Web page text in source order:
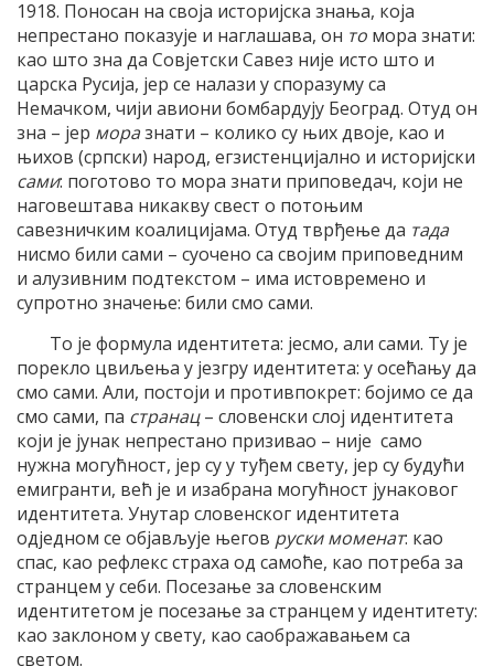
1918. Поносан на своја историјска знања, која
непрестано показује и наглашава, он то мора знати:
као што зна да Совјетски Савез није исто што и
царска Русија, јер се налази у споразуму са
Немачком, чији авиони бомбардују Београд. Отуд он
зна – јер моразнати – колико су њих двоје, као и
њихов (српски) народ, егзистенцијално и историјски
сами: поготово то мора знати приповедач, који не
наговештава никакву свест о потоњим
савезничким коалицијама. Отуд тврђење да тада
нисмо били сами – суочено са својим приповедним
и алузивним подтекстом – има истовремено и
супротно значење: били смо сами.
То је формула идентитета: јесмо, али сами. Ту је
порекло цвиљења у језгру идентитета: у осећању да
смо сами. Али, постоји и противпокрет: бојимо се да
смо сами, па странац– словенски слој идентитета
који је јунак непрестано призивао – није само
нужна могућност, јер су у туђем свету, јер су будући
емигранти, већ је и изабрана могућност јунаковог
идентитета. Унутар словенског идентитета
одједном се објављује његов руски моменат: као
спас, као рефлекс страха од самоће, као потреба за
странцем у себи. Посезање за словенским
идентитетом је посезање за странцем у идентитету:
као заклоном у свету, као саображавањем са
светом.